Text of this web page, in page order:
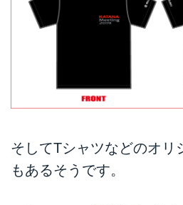
そしてTシャツなどのオリ
もあるそうです。